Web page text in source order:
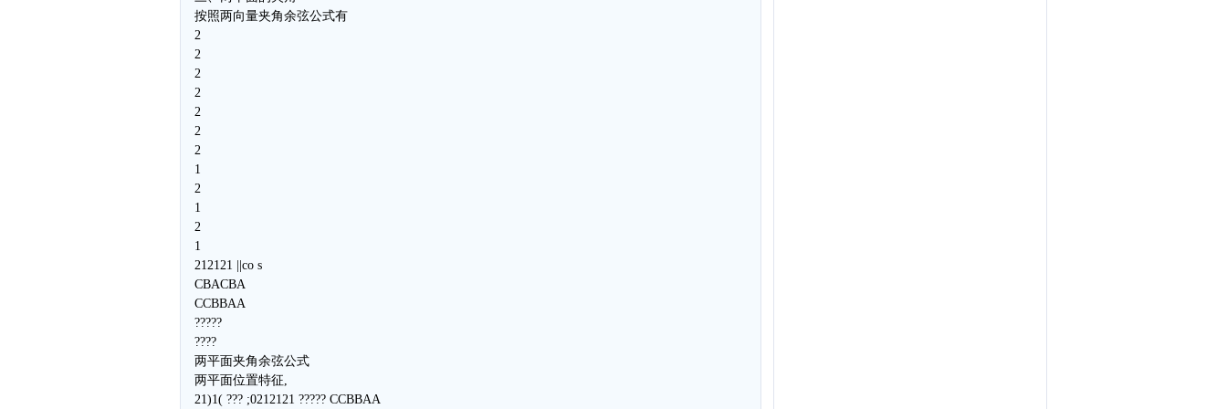
按照两向量夹角余弦公式有
2
2
2
2
2
2
2
1
2
1
2
1
212121 ||co s
CBACBA
CCBBAA
?????
????
两平面夹角余弦公式
两平面位置特征,
21)1( ??? ;0212121 ????? CCBBAA